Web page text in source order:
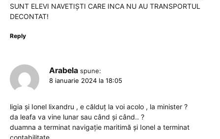
SUNT ELEVI NAVETIȘTI CARE INCA NU AU TRANSPORTUL
DECONTAT!
Reply
Arabela spune:
8 ianuarie 2024 la 18:05
ligia și Ionel lixandru , e călduț la voi acolo , la minister ?
da leafa va vine lunar sau când și când.. ?
duamna a terminat navigație maritimă și Ionel a terminat